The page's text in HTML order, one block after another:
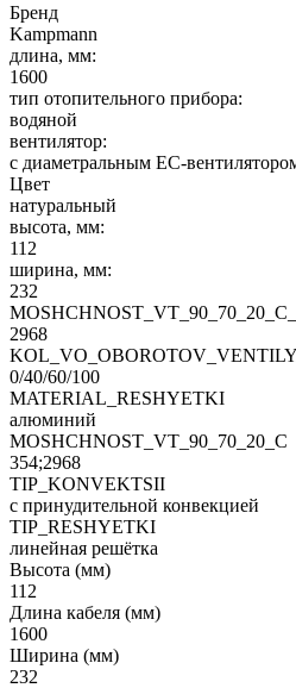
Бренд
Kampmann
длина, мм:
1600
тип отопительного прибора:
водяной
вентилятор:
с диаметральным EC-
Цвет
натуральный
высота, мм:
112
ширина, мм:
232
2968
0/40/60/100
MATERIAL_RESHYETKI
алюминий
MOSHCHNOST_VT_90_70_20_C
354;2968
TIP_KONVEKTSII
с принудительной конвекцией
TIP_RESHYETKI
линейная решётка
Высота (мм)
112
Длина кабеля (мм)
1600
Ширина (мм)
232